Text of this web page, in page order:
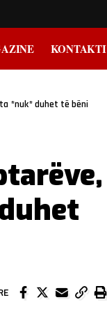
KONTAKTI
*nuk* duhet të bëni